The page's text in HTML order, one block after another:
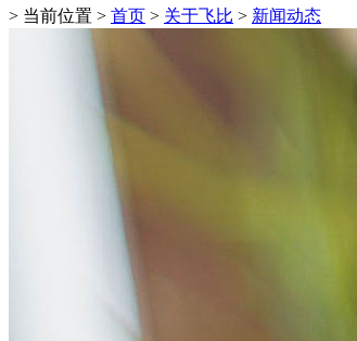
> 当前位置 > 首页 > 关于飞比 > 新闻动态